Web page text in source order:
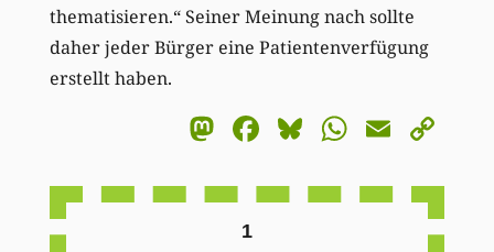
thematisieren.“ Seiner Meinung nach sollte
daher jeder Bürger eine Patientenverfügung
erstellt haben.
Mastodon
Facebook
BlueskyEmail
1